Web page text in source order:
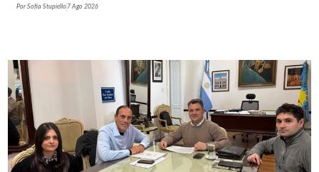
PorSofía Stupiello 7 Ago 2026